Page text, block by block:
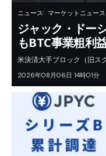
ニュース マーケットニュース
ジャック・ドー
もBTC事業粗利
米決済大手ブロック（旧ス
2026年08月06日 14時01分